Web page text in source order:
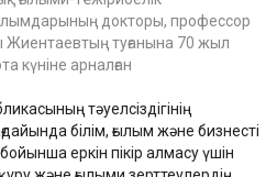
докторы, профессор
Жиентаевтың туғанына 70 жыл
күніне арналған
тәуелсіздігінің
білім, ғылым және бизнесті
еркін пікір алмасу үшін